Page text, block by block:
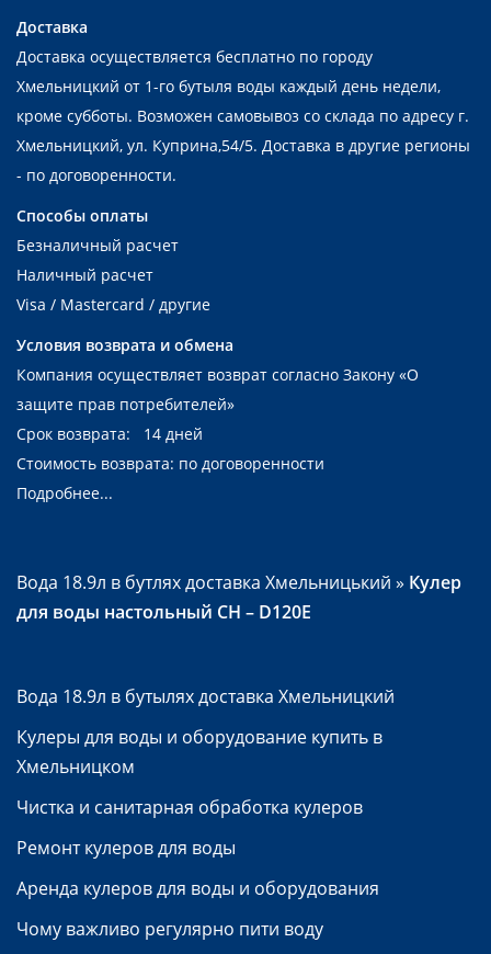
Доставка
Доставка осуществляется бесплатно по городу
Хмельницкий от 1-го бутыля воды каждый день недели,
кроме субботы. Возможен самовывоз со склада по адресу г.
Хмельницкий, ул. Куприна,54/5. Доставка в другие регионы
- по договоренности.
Способы оплаты
Безналичный расчет
Наличный расчет
Visa / Mastercard / другие
Условия возврата и обмена
Компания осуществляет возврат согласно Закону «О
защите прав потребителей»
Срок возврата: 14 дней
Стоимость возврата: по договоренности
Подробнее...
Вода 18.9л в бутлях доставка Хмельницький » Кулер
для воды настольный CH – D120E
Вода 18.9л в бутылях доставка Хмельницкий
Кулеры для воды и оборудование купить в
Хмельницком
Чистка и санитарная обработка кулеров
Ремонт кулеров для воды
Аренда кулеров для воды и оборудования
Чому важливо регулярно пити воду